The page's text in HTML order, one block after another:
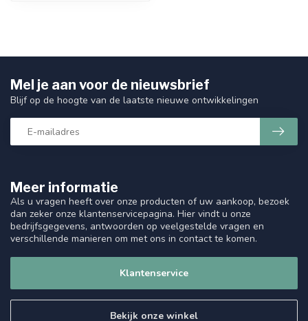
Meer informatie
Als u vragen heeft over onze producten of uw aankoop, bezoek
dan zeker onze klantenservicepagina. Hier vindt u onze
bedrijfsgegevens, antwoorden op veelgestelde vragen en
verschillende manieren om met ons in contact te komen.
Klantenservice
Bekijk onze winkel
Mel je aan voor de nieuwsbrief
Blijf op de hoogte van de laatste nieuwe ontwikkelingen